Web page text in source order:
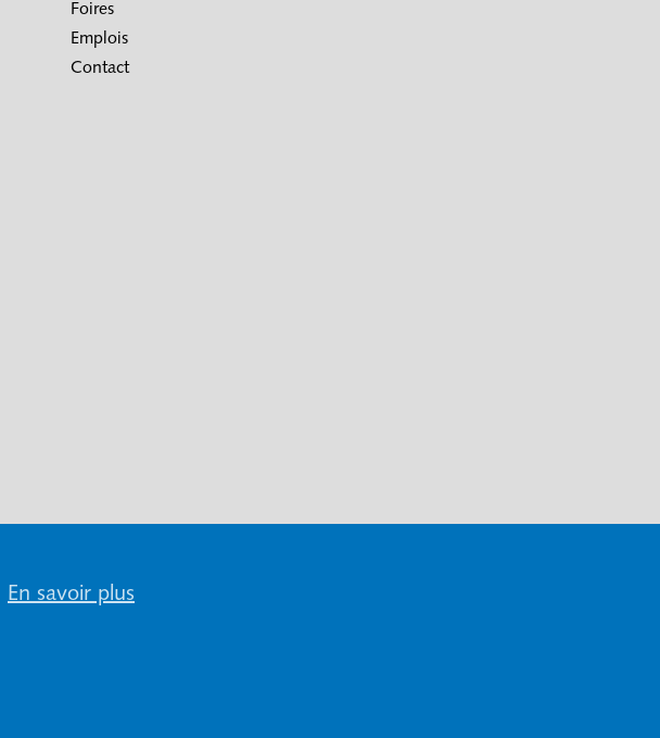
En savoir plus
Foires
Emplois
Contact